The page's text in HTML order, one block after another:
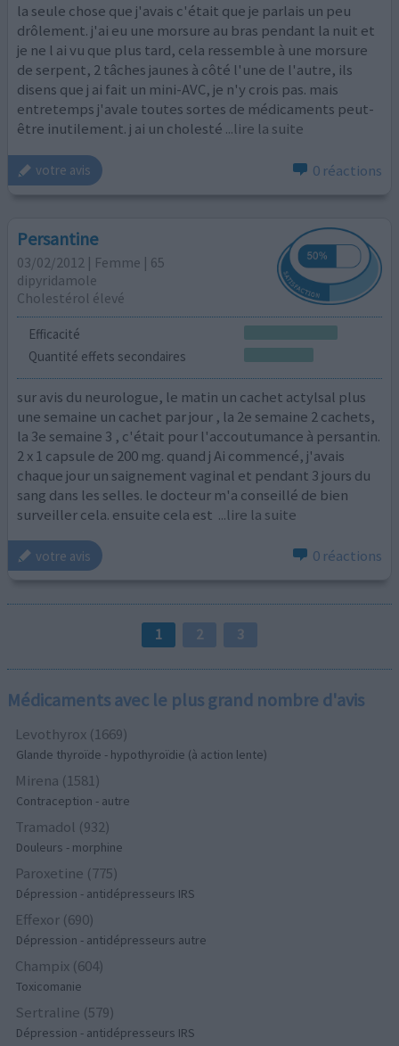
la seule chose que j'avais c'était que je parlais un peu
drôlement. j'ai eu une morsure au bras pendant la nuit et
je ne l ai vu que plus tard, cela ressemble à une morsure
de serpent, 2 tâches jaunes à côté l'une de l'autre, ils
disens que j ai fait un mini-AVC, je n'y crois pas. mais
entretemps j'avale toutes sortes de médicaments peut-
être inutilement. j ai un cholesté ...lire la suite
votre avis 0 réactions
Persantine
03/02/2012 | Femme | 65
dipyridamole
Cholestérol élevé
Efficacité
Quantité effets secondaires
sur avis du neurologue, le matin un cachet actylsal plus
une semaine un cachet par jour , la 2e semaine 2 cachets,
la 3e semaine 3 , c'était pour l'accoutumance à persantin.
2 x 1 capsule de 200 mg. quand j Ai commencé, j'avais
chaque jour un saignement vaginal et pendant 3 jours du
sang dans les selles. le docteur m'a conseillé de bien
surveiller cela. ensuite cela est ...lire la suite
votre avis 0 réactions
1 2 3
Médicaments avec le plus grand nombre d'avis
Levothyrox (1669)
Glande thyroïde - hypothyroïdie (à action lente)
Mirena (1581)
Contraception - autre
Tramadol (932)
Douleurs - morphine
Paroxetine (775)
Dépression - antidépresseurs IRS
Effexor (690)
Dépression - antidépresseurs autre
Champix (604)
Toxicomanie
Sertraline (579)
Dépression - antidépresseurs IRS